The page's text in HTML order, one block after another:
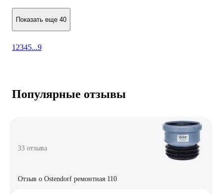
Показать еще 40
1 2345...9
Популярные отзывы
33 отзыва
Отзыв о Ostendorf ремонтная 110